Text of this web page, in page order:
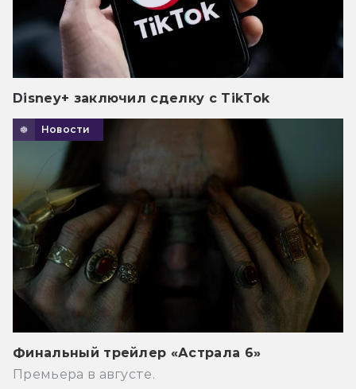
Disney+ заключил сделку с TikTok
Новости
Финальный трейлер «Астрала 6»
Премьера в августе.